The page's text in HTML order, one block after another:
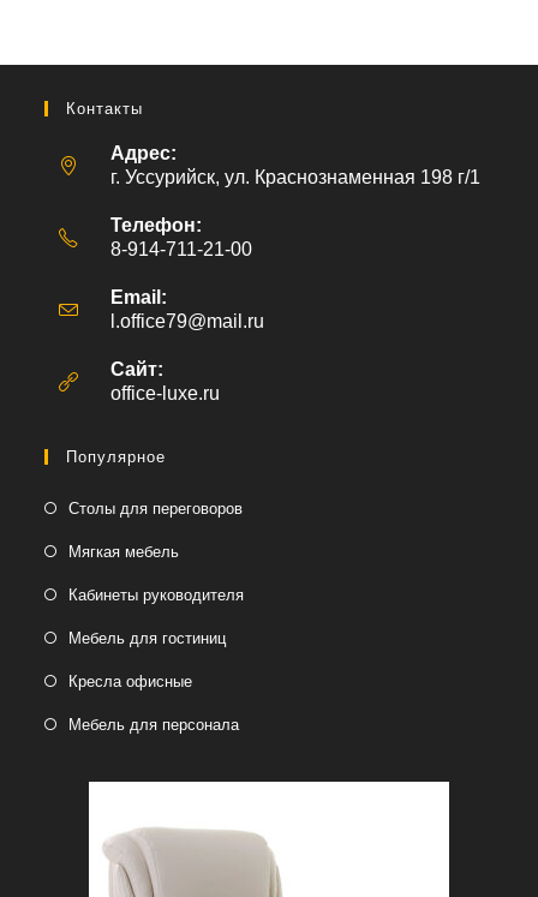
Контакты
Адрес:
г. Уссурийск, ул. Краснознаменная 198 г/1
Телефон:
8-914-711-21-00
Email:
l.office79@mail.ru
Сайт:
office-luxe.ru
Популярное
Столы для переговоров
Мягкая мебель
Кабинеты руководителя
Мебель для гостиниц
Кресла офисные
Мебель для персонала